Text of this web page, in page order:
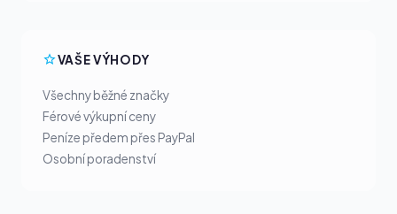
VAŠE VÝHODY
Všechny běžné značky
Férové výkupní ceny
Peníze předem přes PayPal
Osobní poradenství